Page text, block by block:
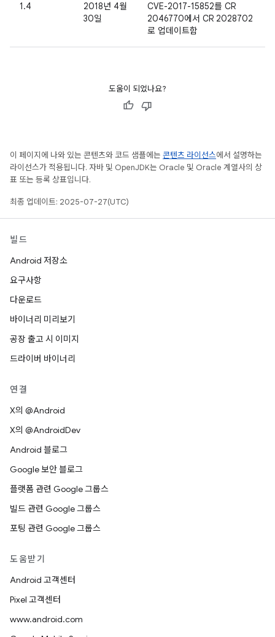
1.4
2018년 4월
30일
CVE-2017-15852를 CR
2046770에서 CR 2028702
로 업데이트함
도움이 되었나요?
이 페이지에 나와 있는 콘텐츠와 코드 샘플에는 콘텐츠 라이선스에서 설명하는
라이선스가 적용됩니다. 자바 및 OpenJDK는 Oracle 및 Oracle 계열사의 상
표 또는 등록 상표입니다.
최종 업데이트: 2025-07-27(UTC)
빌드
Android 저장소
요구사항
다운로드
바이너리 미리보기
공장 출고 시 이미지
드라이버 바이너리
연결
X의 @Android
X의 @AndroidDev
Android 블로그
Google 보안 블로그
플랫폼 관련 Google 그룹스
빌드 관련 Google 그룹스
포팅 관련 Google 그룹스
도움받기
Android 고객센터
Pixel 고객센터
www.android.com